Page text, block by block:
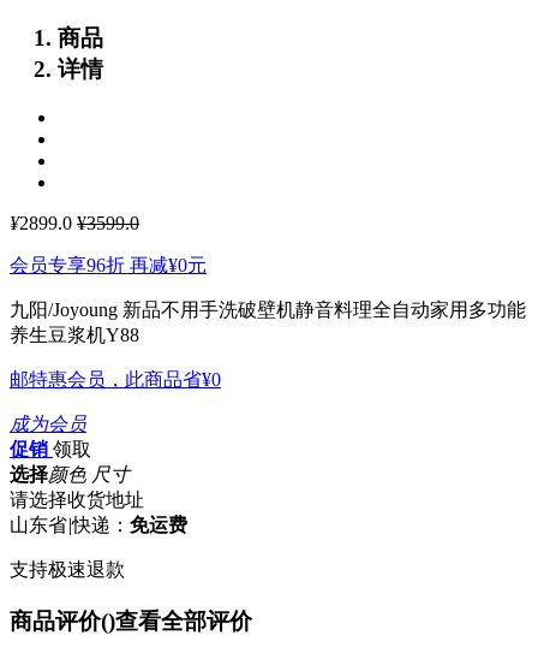
商品
详情
¥2899.0 ¥3599.0
会员专享96折 再减¥0元
九阳/Joyoung 新品不用手洗破壁机静音料理全自动家用多功能
养生豆浆机Y88
邮特惠会员，此商品省¥0
成为会员
促销 领取
选择颜色 尺寸
请选择收货地址
山东省|快递： 免运费
支持极速退款
商品评价()查看全部评价